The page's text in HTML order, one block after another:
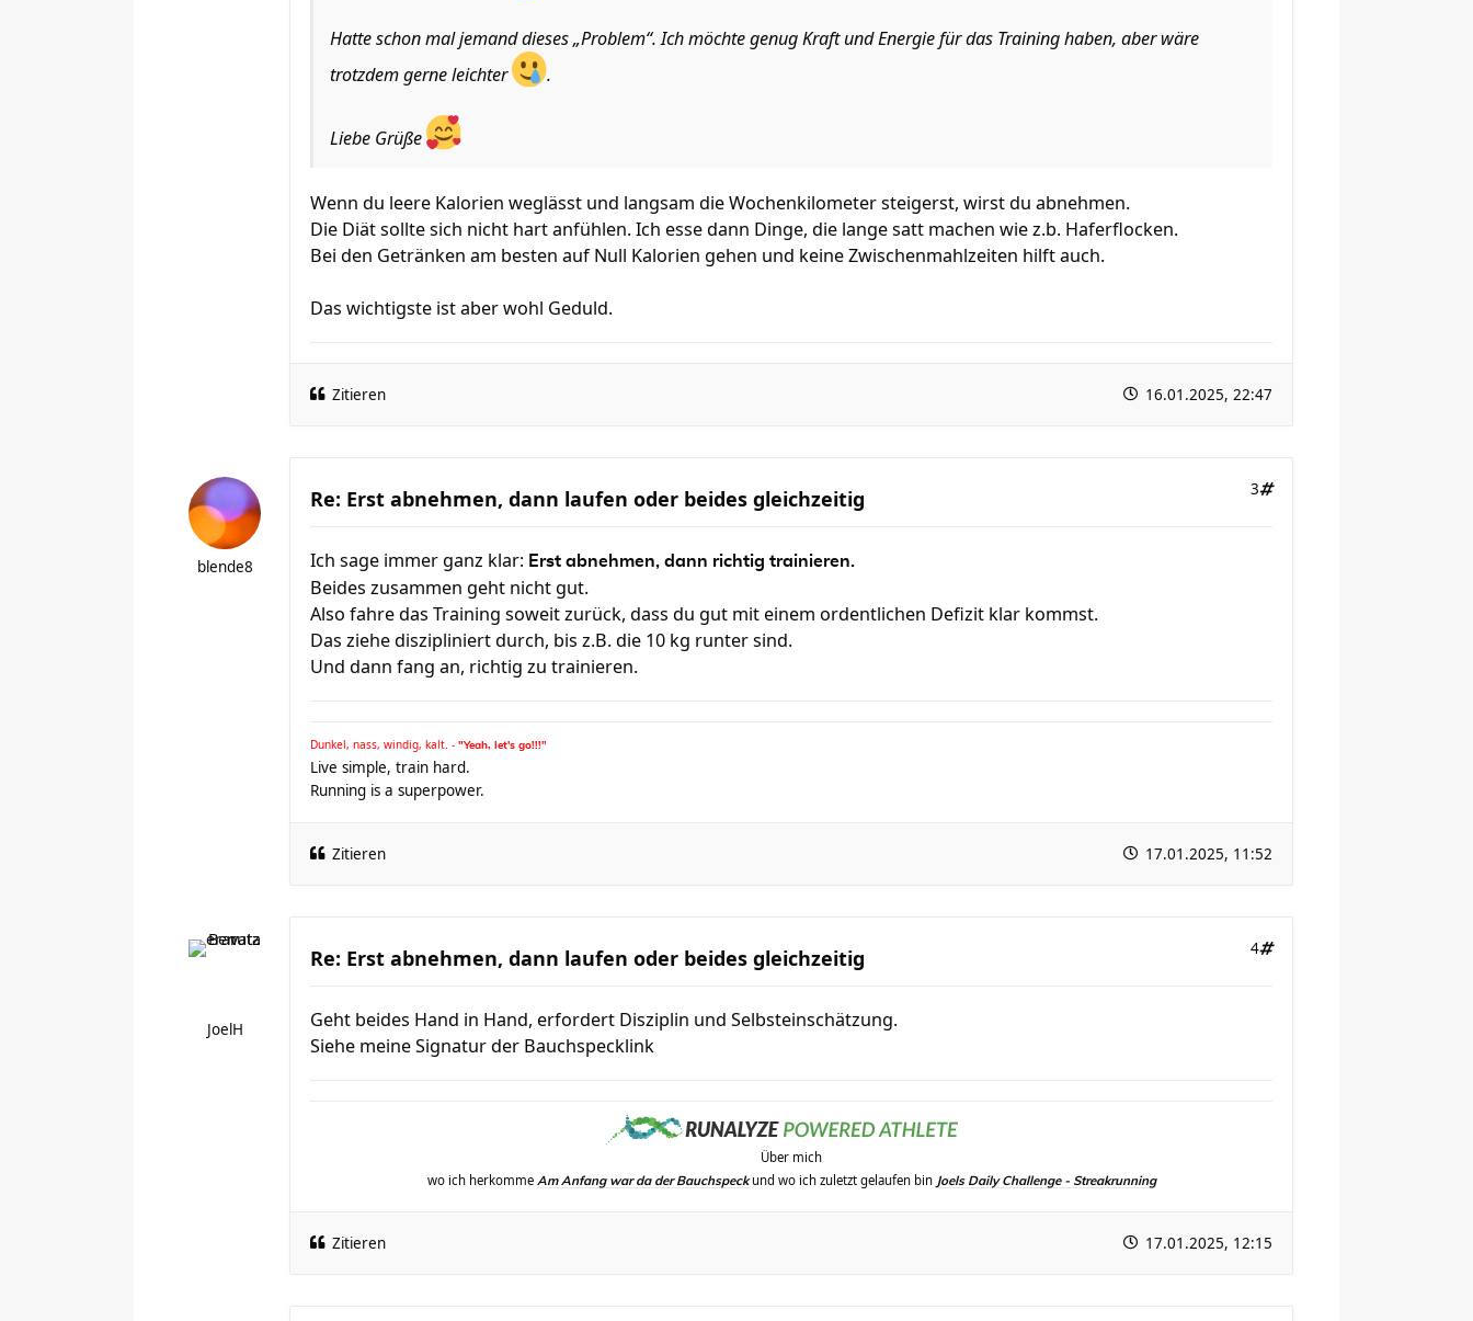
Hatte schon mal jemand dieses „Problem“. Ich möchte genug Kraft und Energie für das Training haben, aber wäre
trotzdem gerne leichter
.
Liebe Grüße
Wenn du leere Kalorien weglässt und langsam die Wochenkilometer steigerst, wirst du abnehmen.
Die Diät sollte sich nicht hart anfühlen. Ich esse dann Dinge, die lange satt machen wie z.b. Haferflocken.
Bei den Getränken am besten auf Null Kalorien gehen und keine Zwischenmahlzeiten hilft auch.
Das wichtigste ist aber wohl Geduld.
Zitieren 16.01.2025, 22:47
blende8
Re: Erst abnehmen, dann laufen oder beides gleichzeitig 3
Ich sage immer ganz klar: Erst abnehmen, dann richtig trainieren.
Beides zusammen geht nicht gut.
Also fahre das Training soweit zurück, dass du gut mit einem ordentlichen Defizit klar kommst.
Das ziehe diszipliniert durch, bis z.B. die 10 kg runter sind.
Und dann fang an, richtig zu trainieren.
Dunkel, nass, windig, kalt. - "Yeah, let's go!!!"
Live simple, train hard.
Running is a superpower.
Zitieren 17.01.2025, 11:52
JoelH
Re: Erst abnehmen, dann laufen oder beides gleichzeitig 4
Geht beides Hand in Hand, erfordert Disziplin und Selbsteinschätzung.
Siehe meine Signatur der Bauchspecklink
Über mich
wo ich herkomme Am Anfang war da der Bauchspeckund wo ich zuletzt gelaufen bin Joels Daily Challenge - Streakrunning
Zitieren 17.01.2025, 12:15